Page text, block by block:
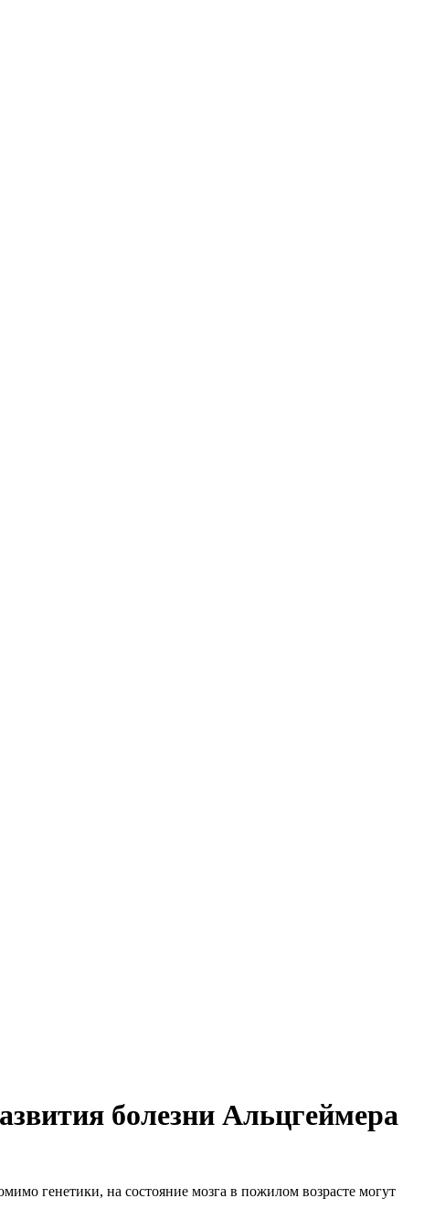
болезни Альцгеймера
генетики, на состояние мозга в пожилом возрасте могут